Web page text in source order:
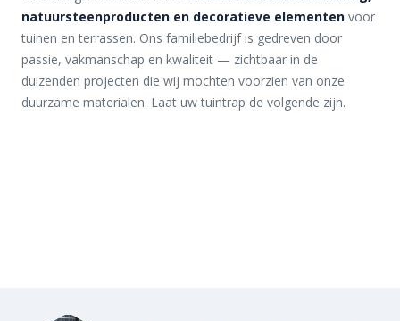
natuursteenproducten en decoratieve elementen voor
tuinen en terrassen. Ons familiebedrijf is gedreven door
passie, vakmanschap en kwaliteit — zichtbaar in de
duizenden projecten die wij mochten voorzien van onze
duurzame materialen. Laat uw tuintrap de volgende zijn.